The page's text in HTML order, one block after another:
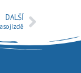
DALŠÍ